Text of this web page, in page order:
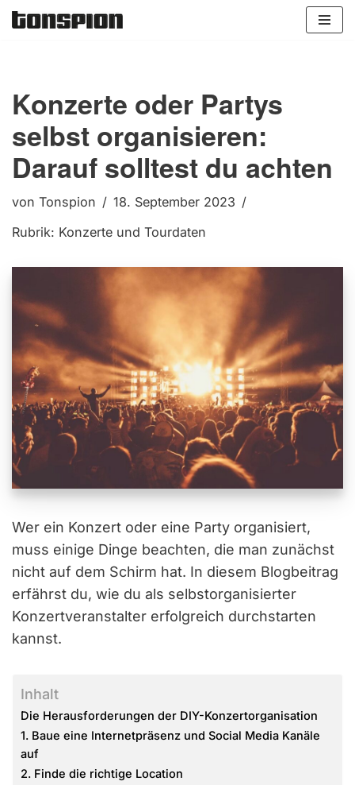
Konzerte oder Partys
selbst organisieren:
Darauf solltest du achten
von Tonspion
18. September 2023
Rubrik: Konzerte und Tourdaten
Wer ein Konzert oder eine Party organisiert,
muss einige Dinge beachten, die man zunächst
nicht auf dem Schirm hat. In diesem Blogbeitrag
erfährst du, wie du als selbstorganisierter
Konzertveranstalter erfolgreich durchstarten
kannst.
Inhalt
Die Herausforderungen der DIY-Konzertorganisation
1. Baue eine Internetpräsenz und Social Media Kanäle
auf
2. Finde die richtige Location